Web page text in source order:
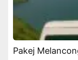
Pakej